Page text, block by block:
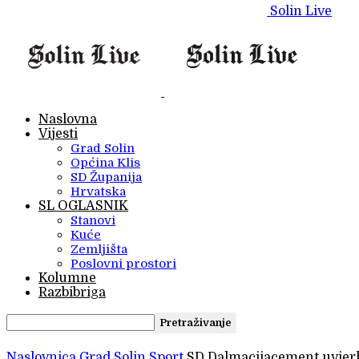
Solin Live
Naslovna
Vijesti
Grad Solin
Općina Klis
SD Županija
Hrvatska
SL OGLASNIK
Stanovi
Kuće
Zemljišta
Poslovni prostori
Kolumne
Razbibriga